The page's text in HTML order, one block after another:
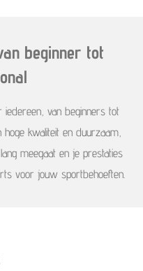
beginner tot
iedereen, van beginners tot
kwaliteit en duurzaam,
meegaat en je prestaties
voor jouw sportbehoeften.